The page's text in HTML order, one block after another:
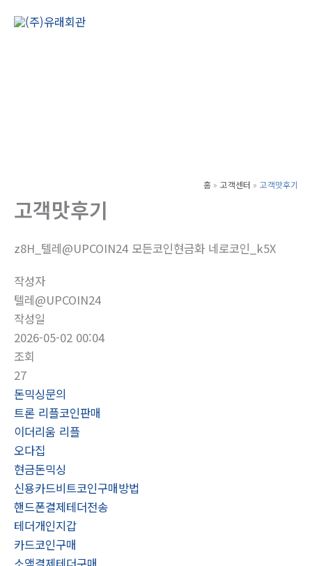
홈 고객센터 고객맛후기
고객맛후기
z8H_텔레@UPCOIN24 모든코인현금화 네로코인_k5X
작성자
텔레@UPCOIN24
작성일
2026-05-02 00:04
조회
27
돈믹싱문의
트론 리플코인판매
이더리움 리플
오다집
현금돈믹싱
신용카드비트코인구매방법
핸드폰결제테더전송
테더개인지갑
카드코인구매